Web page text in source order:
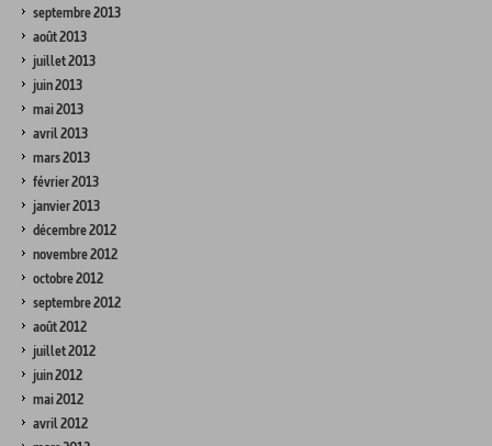
septembre 2013
août 2013
juillet 2013
juin 2013
mai 2013
avril 2013
mars 2013
février 2013
janvier 2013
décembre 2012
novembre 2012
octobre 2012
septembre 2012
août 2012
juillet 2012
juin 2012
mai 2012
avril 2012